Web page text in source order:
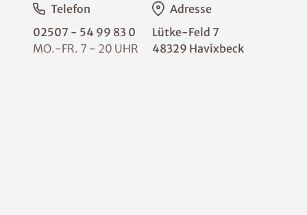
Telefon
02507 - 54 99 83 0
MO.-FR. 7 - 20 UHR
Adresse
Lütke-Feld 7
48329 Havixbeck